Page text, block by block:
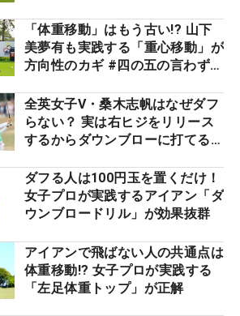
「体重移動」はもう古い!? 山下
美夢有も実践する「重心移動」が
方向性のカギ #四の五の言わず振
全英女子V・桑木志帆はなぜダフ
らない？ 実は右ヒジをリリース
するからダウンブローに打てる #
ダフる人は100円玉を置くだけ！
女子プロが実践するアイアン「ダ
ウンブロードリル」が効果抜群
アイアンで飛ばない人の共通点は
体重移動!? 女子プロが実践する
「左足体重トップ」が正解